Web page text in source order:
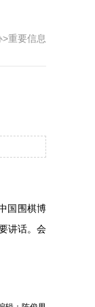
>重要信息
国围棋博
讲话。会